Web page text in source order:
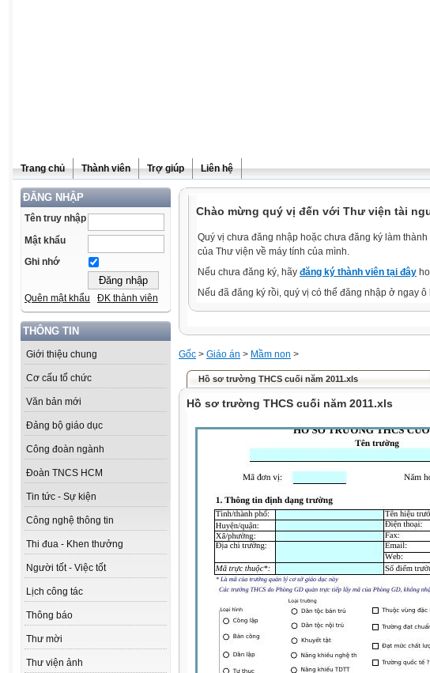
Trang chủ Thành viên Trợ giúp Liên hệ
ĐĂNG NHẬP
Tên truy nhập
Mật khẩu
Ghi nhớ
Quên mật khẩu ĐK thành viên
THÔNG TIN
Giới thiệu chung
Cơ cấu tổ chức
Văn bản mới
Đảng bộ giáo dục
Công đoàn ngành
Đoàn TNCS HCM
Tin tức - Sự kiện
Công nghệ thông tin
Thi đua - Khen thưởng
Người tốt - Việc tốt
Lịch công tác
Thông báo
Thư mời
Thư viện ảnh
Chào mừng quý vị đến với Thư viện tài
Quý vị chưa đăng nhập hoặc chưa đăng ký làm
của Thư viện về máy tính của mình.
Nếu chưa đăng ký, hãy đăng ký thành viên tại đây
Nếu đã đăng ký rồi, quý vị có thể đăng nhập ở ngay ô
Gốc > Giáo án > Mầm non >
Hồ sơ trường THCS cuối năm 2011.xls
Hồ sơ trường THCS cuối năm 2011.xls